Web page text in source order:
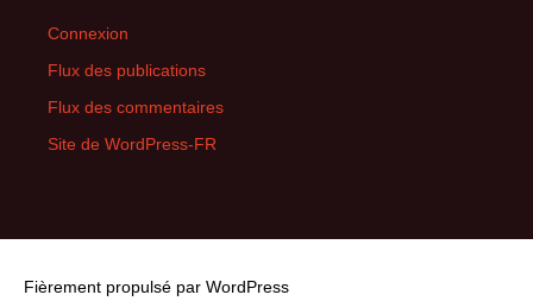
Connexion
Flux des publications
Flux des commentaires
Site de WordPress-FR
Fièrement propulsé par WordPress